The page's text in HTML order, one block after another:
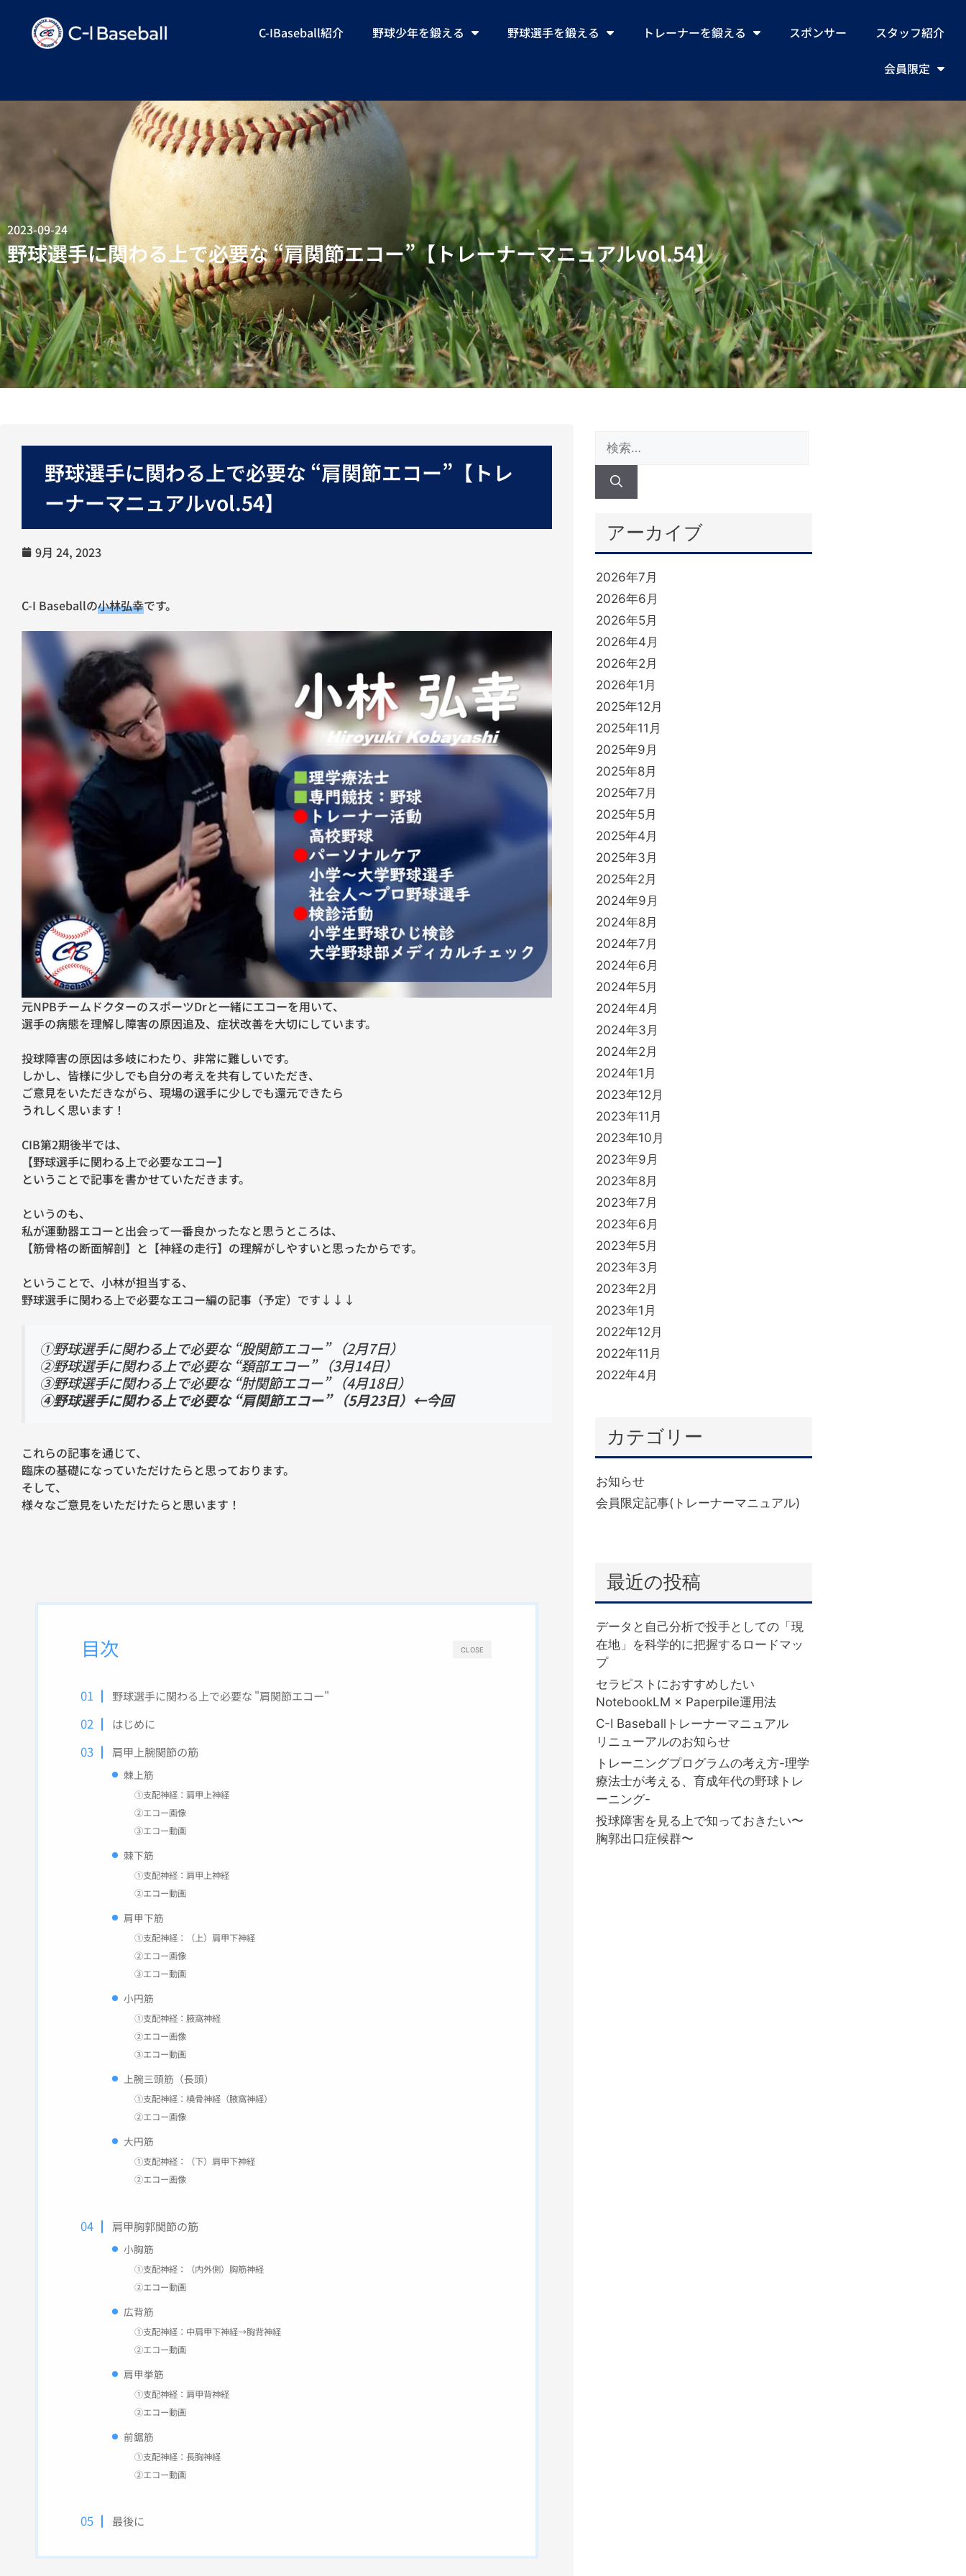
C-IBaseball紹介 野球少年を鍛える 野球選手を鍛える トレーナーを鍛える スポンサー スタッフ紹介
会員限定
2023-09-24
野球選手に関わる上で必要な “肩関節エコー”【トレーナーマニュアルvol.54】
野球選手に関わる上で必要な “肩関節エコー”【トレ
ーナーマニュアルvol.54】
9月 24, 2023
C-I Baseballの小林弘幸です。
元NPBチームドクターのスポーツDrと一緒にエコーを用いて、
選手の病態を理解し障害の原因追及、症状改善を大切にしています。
投球障害の原因は多岐にわたり、非常に難しいです。
しかし、皆様に少しでも自分の考えを共有していただき、
ご意見をいただきながら、現場の選手に少しでも還元できたら
うれしく思います！
CIB第2期後半では、
【野球選手に関わる上で必要なエコー】
ということで記事を書かせていただきます。
というのも、
私が運動器エコーと出会って一番良かったなと思うところは、
【筋骨格の断面解剖】と【神経の走行】の理解がしやすいと思ったからです。
ということで、小林が担当する、
野球選手に関わる上で必要なエコー編の記事（予定）です↓↓↓
①野球選手に関わる上で必要な “股関節エコー” （2月7日）
②野球選手に関わる上で必要な “頚部エコー” （3月14日）
③野球選手に関わる上で必要な “肘関節エコー” （4月18日）
④野球選手に関わる上で必要な “肩関節エコー” （5月23日）←今回
これらの記事を通じて、
臨床の基礎になっていただけたらと思っております。
そして、
様々なご意見をいただけたらと思います！
CLOSE
目次
野球選手に関わる上で必要な "肩関節エコー"
はじめに
肩甲上腕関節の筋
棘上筋
①支配神経：肩甲上神経
②エコー画像
③エコー動画
棘下筋
①支配神経：肩甲上神経
②エコー動画
肩甲下筋
①支配神経：（上）肩甲下神経
②エコー画像
③エコー動画
小円筋
①支配神経：腋窩神経
②エコー画像
③エコー動画
上腕三頭筋（長頭）
①支配神経：橈骨神経（腋窩神経）
②エコー画像
大円筋
①支配神経：（下）肩甲下神経
②エコー画像
肩甲胸郭関節の筋
小胸筋
①支配神経：（内外側）胸筋神経
②エコー動画
広背筋
①支配神経：中肩甲下神経→胸背神経
②エコー動画
肩甲挙筋
①支配神経：肩甲背神経
②エコー動画
前鋸筋
①支配神経：長胸神経
②エコー動画
最後に
アーカイブ
2026年7月
2026年6月
2026年5月
2026年4月
2026年2月
2026年1月
2025年12月
2025年11月
2025年9月
2025年8月
2025年7月
2025年5月
2025年4月
2025年3月
2025年2月
2024年9月
2024年8月
2024年7月
2024年6月
2024年5月
2024年4月
2024年3月
2024年2月
2024年1月
2023年12月
2023年11月
2023年10月
2023年9月
2023年8月
2023年7月
2023年6月
2023年5月
2023年3月
2023年2月
2023年1月
2022年12月
2022年11月
2022年4月
カテゴリー
お知らせ
会員限定記事(トレーナーマニュアル)
最近の投稿
データと自己分析で投手としての「現
在地」を科学的に把握するロードマッ
プ
セラピストにおすすめしたい
NotebookLM × Paperpile運用法
C-I Baseballトレーナーマニュアル
リニューアルのお知らせ
トレーニングプログラムの考え方-理学
療法士が考える、育成年代の野球トレ
ーニング-
投球障害を見る上で知っておきたい〜
胸郭出口症候群〜